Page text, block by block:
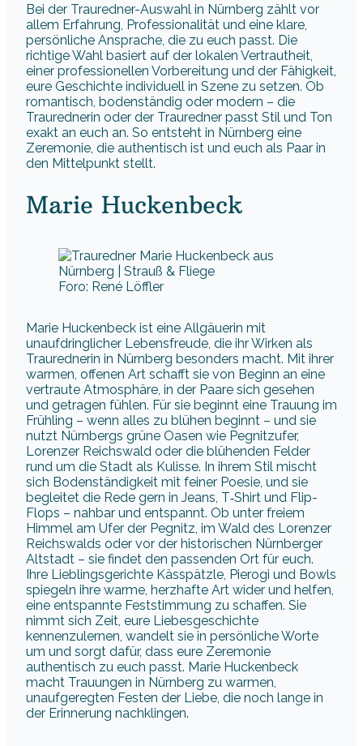
Bei der Trauredner-Auswahl in Nürnberg zählt vor
allem Erfahrung, Professionalität und eine klare,
persönliche Ansprache, die zu euch passt. Die
richtige Wahl basiert auf der lokalen Vertrautheit,
einer professionellen Vorbereitung und der Fähigkeit,
eure Geschichte individuell in Szene zu setzen. Ob
romantisch, bodenständig oder modern – die
Traurednerin oder der Trauredner passt Stil und Ton
exakt an euch an. So entsteht in Nürnberg eine
Zeremonie, die authentisch ist und euch als Paar in
den Mittelpunkt stellt.
Marie Huckenbeck
Foro: René Löffler
Marie Huckenbeck ist eine Allgäuerin mit
unaufdringlicher Lebensfreude, die ihr Wirken als
Traurednerin in Nürnberg besonders macht. Mit ihrer
warmen, offenen Art schafft sie von Beginn an eine
vertraute Atmosphäre, in der Paare sich gesehen
und getragen fühlen. Für sie beginnt eine Trauung im
Frühling – wenn alles zu blühen beginnt – und sie
nutzt Nürnbergs grüne Oasen wie Pegnitzufer,
Lorenzer Reichswald oder die blühenden Felder
rund um die Stadt als Kulisse. In ihrem Stil mischt
sich Bodenständigkeit mit feiner Poesie, und sie
begleitet die Rede gern in Jeans, T‑Shirt und Flip-
Flops – nahbar und entspannt. Ob unter freiem
Himmel am Ufer der Pegnitz, im Wald des Lorenzer
Reichswalds oder vor der historischen Nürnberger
Altstadt – sie findet den passenden Ort für euch.
Ihre Lieblingsgerichte Kässpätzle, Pierogi und Bowls
spiegeln ihre warme, herzhafte Art wider und helfen,
eine entspannte Feststimmung zu schaffen. Sie
nimmt sich Zeit, eure Liebesgeschichte
kennenzulernen, wandelt sie in persönliche Worte
um und sorgt dafür, dass eure Zeremonie
authentisch zu euch passt. Marie Huckenbeck
macht Trauungen in Nürnberg zu warmen,
unaufgeregten Festen der Liebe, die noch lange in
der Erinnerung nachklingen.